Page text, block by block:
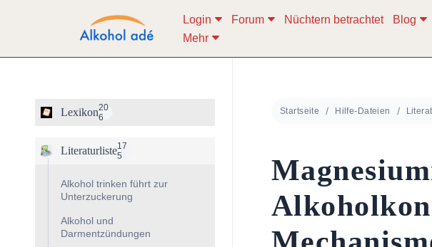
Inhalt
Login Forum Nüchtern betrachtet Blog
Mehr
Lexikon20
6
Literaturliste17
5
Alkohol trinken führt zur
Unterzuckerung
Alkohol und
Darmentzündungen
Startseite Hilfe-Dateien